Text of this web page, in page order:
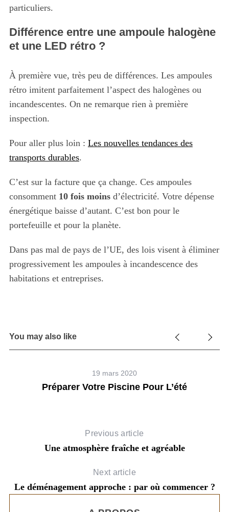
particuliers.
Différence entre une ampoule halogène
et une LED rétro ?
À première vue, très peu de différences. Les ampoules
rétro imitent parfaitement l’aspect des halogènes ou
incandescentes. On ne remarque rien à première
inspection.
Pour aller plus loin : Les nouvelles tendances des
transports durables.
C’est sur la facture que ça change. Ces ampoules
consomment 10 fois moinsd’électricité. Votre dépense
énergétique baisse d’autant. C’est bon pour le
portefeuille et pour la planète.
Dans pas mal de pays de l’UE, des lois visent à éliminer
progressivement les ampoules à incandescence des
habitations et entreprises.
You may also like
19 mars 2020
Préparer Votre Piscine Pour L’été
Previous article
Une atmosphère fraîche et agréable
Next article
Le déménagement approche : par où commencer ?
r